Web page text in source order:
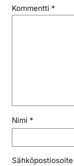
Kommentti *
Nimi *
Sähköpostiosoite